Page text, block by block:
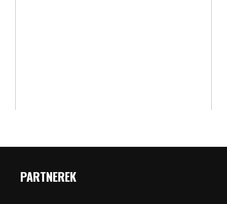
PARTNEREK